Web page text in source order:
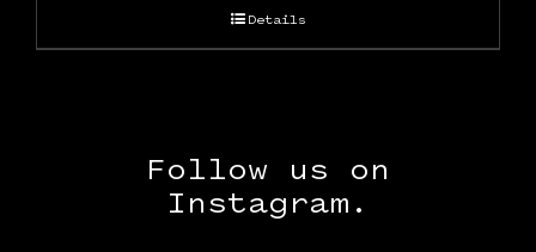
Details
Follow us on
Instagram.